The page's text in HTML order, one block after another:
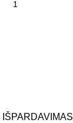
IŠPARDAVIMAS